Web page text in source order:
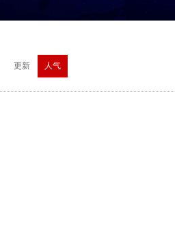
更新 人气